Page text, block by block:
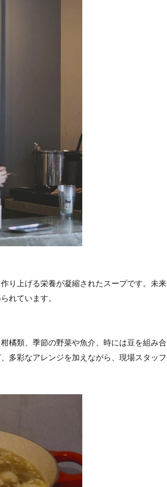
り上げる栄養が凝縮されたスープです。未来
れています。
橘類、季節の野菜や魚介、時には豆を組み合
多彩なアレンジを加えながら、現場スタッフ